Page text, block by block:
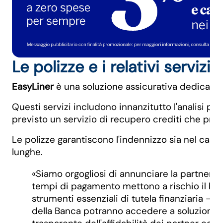
Le polizze e i relativi servizi
EasyLinerè una soluzione assicurativa
Questi servizi includono innanzitutto
previsto un servizio di recupero crediti che
Le polizze garantiscono l'indennizzo sia nel
lunghe.
«Siamo orgogliosi di annunciare la
tempi di pagamento mettono a rischio
strumenti essenziali di tutela finanziaria
della Banca potranno accedere a